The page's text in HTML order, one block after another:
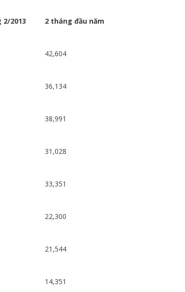
2/2013 2 tháng đầu năm
42,604
36,134
38,991
31,028
33,351
22,300
21,544
14,351